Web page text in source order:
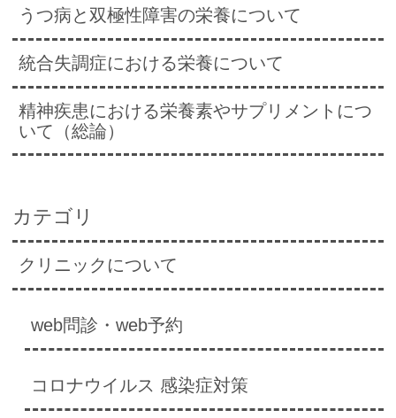
うつ病と双極性障害の栄養について
統合失調症における栄養について
精神疾患における栄養素やサプリメントにつ
いて（総論）
カテゴリ
クリニックについて
web問診・web予約
コロナウイルス 感染症対策